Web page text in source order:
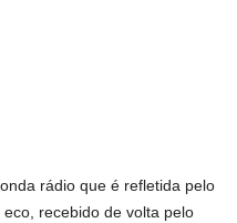
rádio que é refletida pelo
recebido de volta pelo